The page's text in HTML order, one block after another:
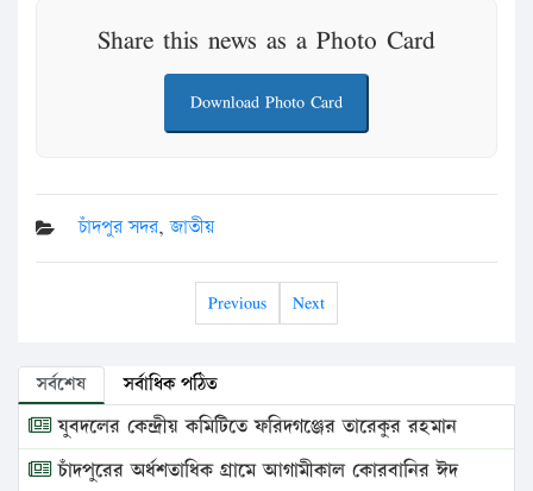
Share this news as a Photo Card
Download Photo Card
চাঁদপুর সদর,জাতীয়
Previous Next
সর্বশেষ সর্বাধিক পঠিত
যুবদলের কেন্দ্রীয় কমিটিতে ফরিদগঞ্জের তারেকুর রহমান
চাঁদপুরের অর্ধশতাধিক গ্রামে আগামীকাল কোরবানির ঈদ